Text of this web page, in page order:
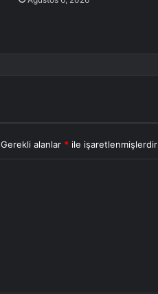
Gerekli alanlar * ile işaretlenmişlerdir